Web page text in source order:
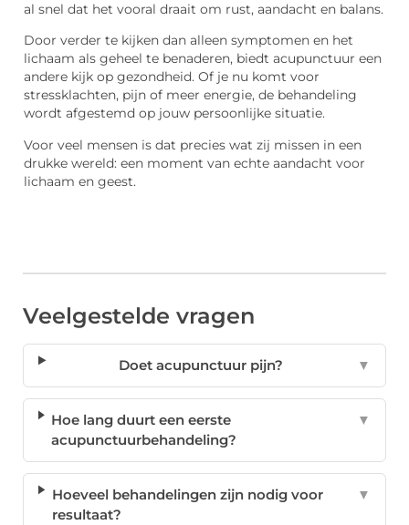
al snel dat het vooral draait om rust, aandacht en balans.
Door verder te kijken dan alleen symptomen en het
lichaam als geheel te benaderen, biedt acupunctuur een
andere kijk op gezondheid. Of je nu komt voor
stressklachten, pijn of meer energie, de behandeling
wordt afgestemd op jouw persoonlijke situatie.
Voor veel mensen is dat precies wat zij missen in een
drukke wereld: een moment van echte aandacht voor
lichaam en geest.
Veelgestelde vragen
Doet acupunctuur pijn? ▼
Hoe lang duurt een eerste
acupunctuurbehandeling?
▼
Hoeveel behandelingen zijn nodig voor
resultaat?
▼